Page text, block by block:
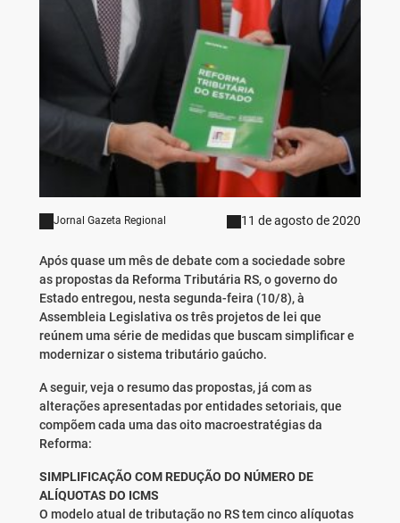
Jornal Gazeta Regional 11 de agosto de 2020
Após quase um mês de debate com a sociedade sobre
as propostas da Reforma Tributária RS, o governo do
Estado entregou, nesta segunda-feira (10/8), à
Assembleia Legislativa os três projetos de lei que
reúnem uma série de medidas que buscam simplificar e
modernizar o sistema tributário gaúcho.
A seguir, veja o resumo das propostas, já com as
alterações apresentadas por entidades setoriais, que
compõem cada uma das oito macroestratégias da
Reforma:
SIMPLIFICAÇÃO COM REDUÇÃO DO NÚMERO DE
ALÍQUOTAS DO ICMS
O modelo atual de tributação no RS tem cinco alíquotas